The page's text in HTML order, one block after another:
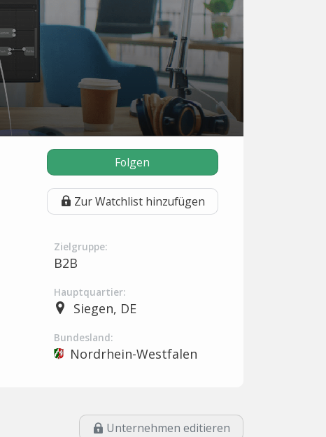
Folgen
Zur Watchlist hinzufügen
Zielgruppe:
B2B
Hauptquartier:
Siegen, DE
Bundesland:
Nordrhein-Westfalen
Unternehmen editieren